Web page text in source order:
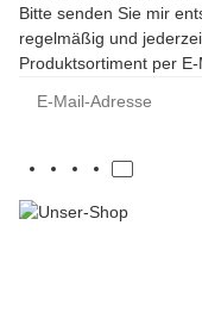
Bitte senden Sie mir
regelmäßig und
Produktsortiment per E-